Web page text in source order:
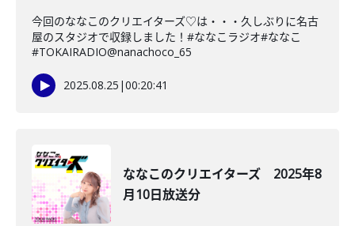
今回のななこのクリエイターズ♡は・・・久しぶりに名古
屋のスタジオで収録しました！#ななこラジオ#ななこ
#TOKAIRADIO@nanachoco_65
2025.08.25 |00:20:41
ななこのクリエイターズ 2025年8
月10日放送分